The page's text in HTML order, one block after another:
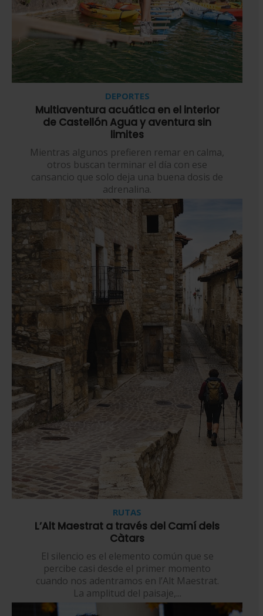
DEPORTES
Multiaventura acuática en el interior
de Castellón Agua y aventura sin
limites
Mientras algunos prefieren remar en calma,
otros buscan terminar el día con ese
cansancio que solo deja una buena dosis de
adrenalina.
RUTAS
L’Alt Maestrat a través del Camí dels
Càtars
El silencio es el elemento común que se
percibe casi desde el primer momento
cuando nos adentramos en l’Alt Maestrat.
La amplitud del paisaje,...